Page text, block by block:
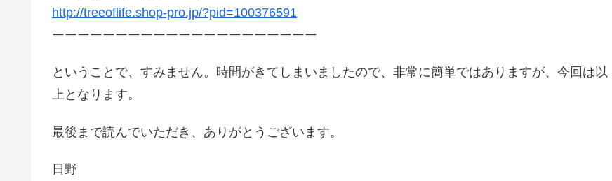
http://treeoflife.shop-pro.jp/?pid=100376591
ーーーーーーーーーーーーーーーーーーーーー
ということで、すみません。時間がきてしまいましたので、非常に簡単ではありますが、今回は以
上となります。
最後まで読んでいただき、ありがとうございます。
日野